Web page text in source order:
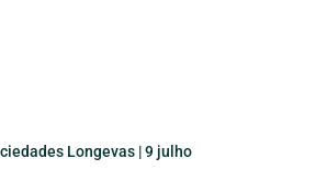
Longevas | 9 julho